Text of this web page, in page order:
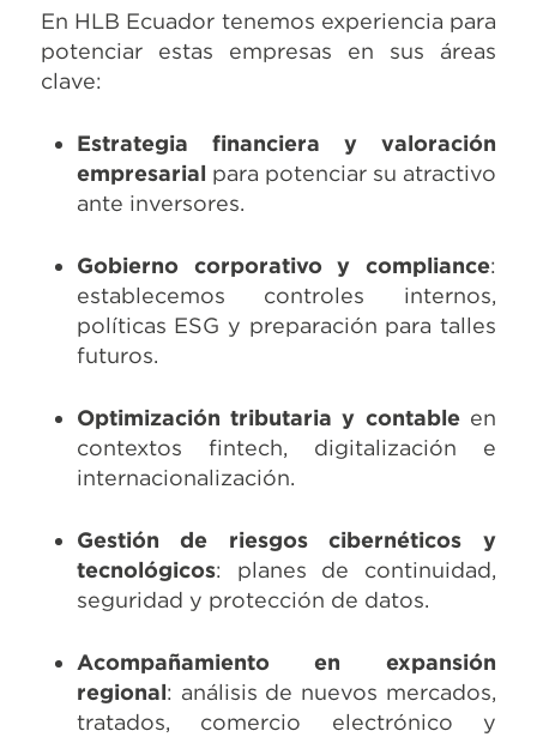
En HLB Ecuador tenemos experiencia para
potenciar estas empresas en sus áreas
clave:
Estrategia financiera y valoración
empresarial para potenciar su atractivo
ante inversores.
Gobierno corporativo y compliance:
establecemos controles internos,
políticas ESG y preparación para talles
futuros.
Optimización tributaria y contableen
contextos fintech, digitalización e
internacionalización.
Gestión de riesgos cibernéticos y
tecnológicos: planes de continuidad,
seguridad y protección de datos.
Acompañamiento en expansión
regional: análisis de nuevos mercados,
tratados, comercio electrónico y